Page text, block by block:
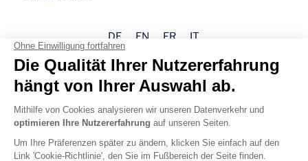
DE EN FR IT
Impressum
Datenschutz